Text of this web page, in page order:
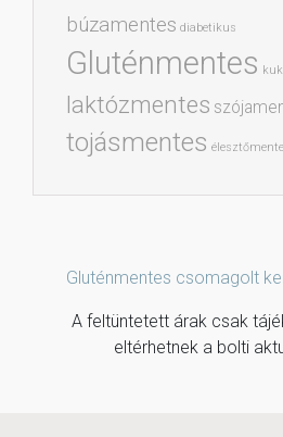
búzamentes diabetikus
Gluténmentes
laktózmentes
tojásmentes
Gluténmentes csomagolt
A feltüntetett árak csak
eltérhetnek a bolti